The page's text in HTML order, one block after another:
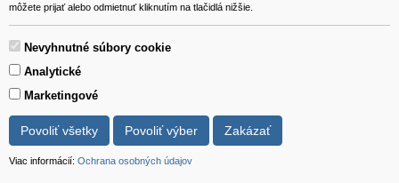
môžete prijať alebo odmietnuť kliknutím na tlačidlá nižšie.
Nevyhnutné súbory cookie
Analytické
Marketingové
Povoliť všetky Povoliť výber Zakázať
Viac informácií: Ochrana osobných údajov
Hviezdoslavova 280/6, 965 01 Žiar nad Hronom
Slovakia (Slovak Republic)
Všetky ceny sú uvádzané vrátane DPH.
© 2018 GIBOX, s.r.o. • Generuje redakčný systém YGScms •